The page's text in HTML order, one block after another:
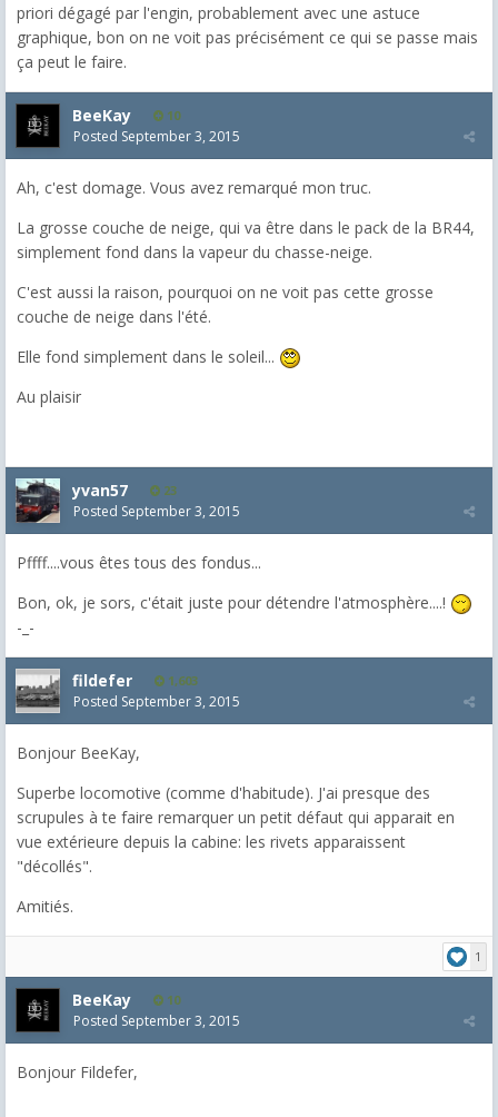
priori dégagé par l'engin, probablement avec une astuce
graphique, bon on ne voit pas précisément ce qui se passe mais
ça peut le faire.
BeeKay 10
Posted September 3, 2015
Ah, c'est domage. Vous avez remarqué mon truc.
La grosse couche de neige, qui va être dans le pack de la BR44,
simplement fond dans la vapeur du chasse-neige.
C'est aussi la raison, pourquoi on ne voit pas cette grosse
couche de neige dans l'été.
Elle fond simplement dans le soleil...
Au plaisir
yvan57 23
Posted September 3, 2015
Pffff....vous êtes tous des fondus...
Bon, ok, je sors, c'était juste pour détendre l'atmosphère....!
-_-
fildefer 1,603
Posted September 3, 2015
Bonjour BeeKay,
Superbe locomotive (comme d'habitude). J'ai presque des
scrupules à te faire remarquer un petit défaut qui apparait en
vue extérieure depuis la cabine: les rivets apparaissent
"décollés".
Amitiés.
1
BeeKay 10
Posted September 3, 2015
Bonjour Fildefer,